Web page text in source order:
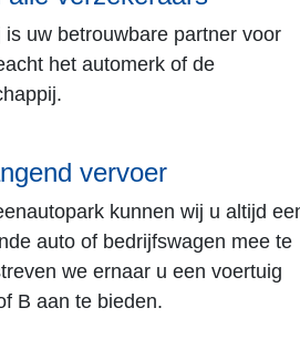
wij de toekomstbestendigheid
realiseren we
en verminderen we onze
dubbel en dwars terug.